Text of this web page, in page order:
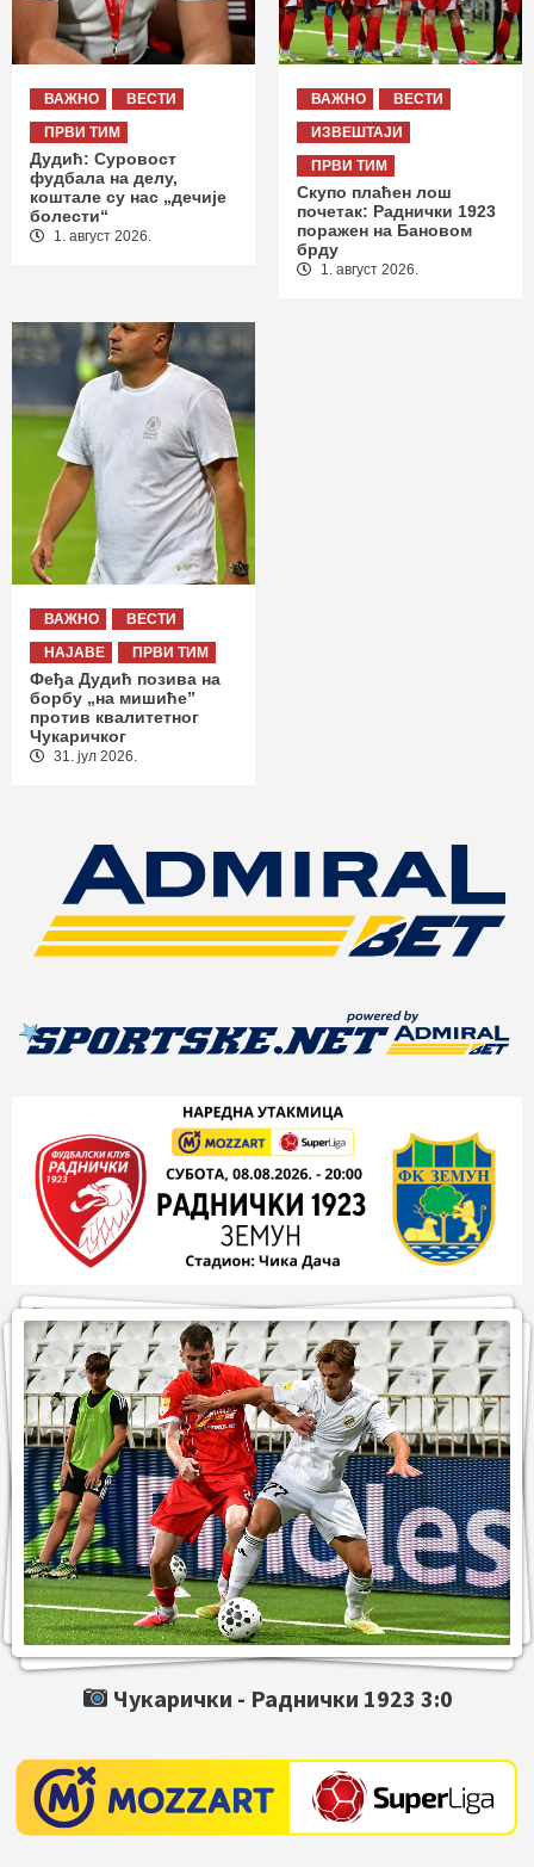
ВАЖНО
ВЕСТИ
ПРВИ ТИМ
Дудић: Суровост
фудбала на делу,
коштале су нас „дечије
болести“
1. август 2026.
ВАЖНО
ВЕСТИ
ИЗВЕШТАЈИ
ПРВИ ТИМ
Скупо плаћен лош
почетак: Раднички 1923
поражен на Бановом
брду
1. август 2026.
ВАЖНО
ВЕСТИ
НАЈАВЕ
ПРВИ ТИМ
Феђа Дудић позива на
борбу „на мишиће”
против квалитетног
Чукаричког
31. јул 2026.
Чукарички - Раднички 1923 3:0